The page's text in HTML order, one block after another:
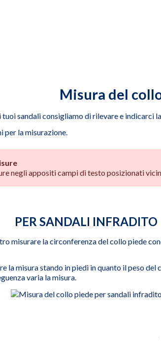
Misura del
tuoi sandali consigliamo di rilevare e indicarci
per la misurazione.
negli appositi campi di testo posizionati
PER SANDALI INFRADITO
misurare la circonferenza del collo piede
la misura stando in piedi in quanto il peso del
varia la misura.